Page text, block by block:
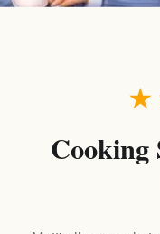
★
Cooking